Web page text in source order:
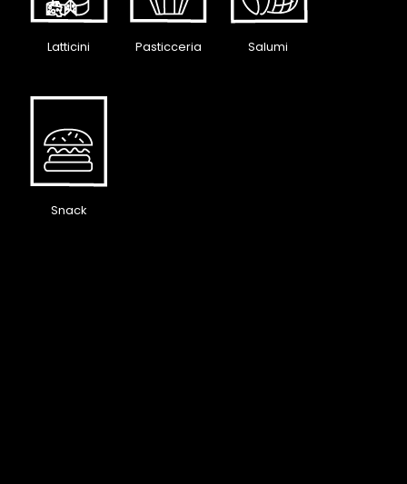
Latticini Pasticceria Salumi
Snack